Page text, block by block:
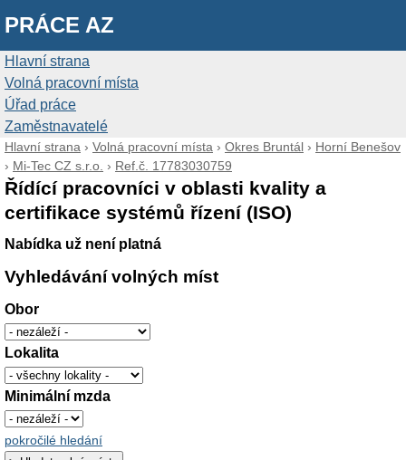
PRÁCE AZ
Hlavní strana
Volná pracovní místa
Úřad práce
Zaměstnavatelé
Hlavní strana › Volná pracovní místa › Okres Bruntál › Horní Benešov
› Mi-Tec CZ s.r.o. › Ref.č. 17783030759
Řídící pracovníci v oblasti kvality a
certifikace systémů řízení (ISO)
Nabídka už není platná
Vyhledávání volných míst
Obor
Lokalita
Minimální mzda
pokročilé hledání